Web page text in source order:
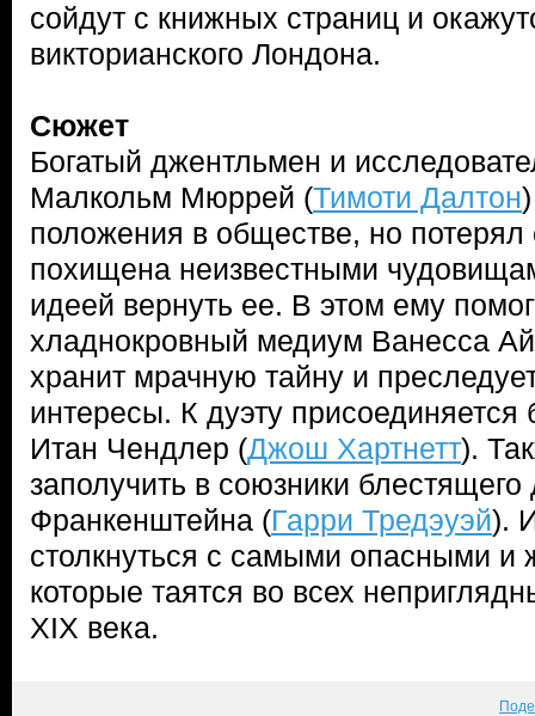
сойдут с книжных страниц и
викторианского Лондона.
Сюжет
Богатый джентльмен и
Малкольм Мюррей (Тимоти Далтон
положения в обществе, но
похищена неизвестными
идеей вернуть ее. В этом ему
хладнокровный медиум Ванесса
хранит мрачную тайну и
интересы. К дуэту присоединяется
Итан Чендлер (Джош Хартнетт).
заполучить в союзники блестящего
Франкенштейна (Гарри Тредэуэй).
столкнуться с самыми опасными и
которые таятся во всех
XIX века.